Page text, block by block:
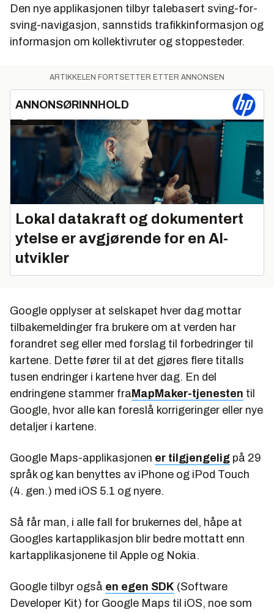
Den nye applikasjonen tilbyr talebasert sving-for-
sving-navigasjon, sannstids trafikkinformasjon og
informasjon om kollektivruter og stoppesteder.
ARTIKKELEN FORTSETTER ETTER ANNONSEN
ANNONSØRINNHOLD
Lokal datakraft og dokumentert
ytelse er avgjørende for en AI-
utvikler
Google opplyser at selskapet hver dag mottar
tilbakemeldinger fra brukere om at verden har
forandret seg eller med forslag til forbedringer til
kartene. Dette fører til at det gjøres flere titalls
tusen endringer i kartene hver dag. En del
endringene stammer fraMapMaker-tjenesten til
Google, hvor alle kan foreslå korrigeringer eller nye
detaljer i kartene.
Google Maps-applikasjonen er tilgjengelig på 29
språk og kan benyttes av iPhone og iPod Touch
(4. gen.) med iOS 5.1 og nyere.
Så får man, i alle fall for brukernes del, håpe at
Googles kartapplikasjon blir bedre mottatt enn
kartapplikasjonene til Apple og Nokia.
Google tilbyr også en egen SDK (Software
Developer Kit) for Google Maps til iOS, noe som